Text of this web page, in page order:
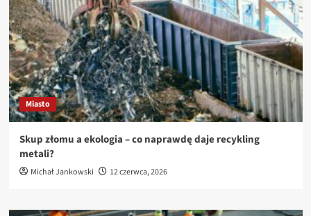
Miasto
Skup złomu a ekologia – co naprawdę daje recykling
metali?
Michał Jankowski 12 czerwca, 2026